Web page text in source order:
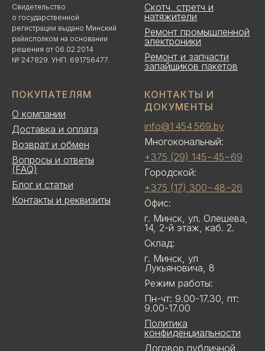
Свидетельство
о государственной
регистрации выдано Минский
райисполком на основании
решения от 06.02.2014
№ 247829. УНП: 691756477.
Скотч, стретч и
натяжители
Ремонт промышленной
электроники
Ремонт и запчасти
запайщиков пакетов
ПОКУПАТЕЛЯМ
О компании
Доставка и оплата
Возврат и обмен
Вопросы и ответы
(FAQ)
Блог и статьи
Контакты и реквизиты
КОНТАКТЫ И
ДОКУМЕНТЫ
info@1 454 569.by
Многокональный:
+375 (29) 145−45−69
Городской:
+375 (17) 300−48−26
Офис:
г. Минск, ул. Олешева,
14, 2-й этаж, каб. 2.
Склад:
г. Минск, ул
Лукьяновича, 8
Режим работы:
Пн-чт: 9.00-17.30, пт:
9.00-17.00
Политика
конфиденциальности
Договор публичной